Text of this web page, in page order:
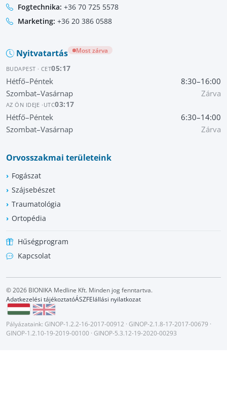
Fogtechnika: +36 70 725 5578
Marketing: +36 20 386 0588
Nyitvatartás Most zárva
BUDAPEST · CET05:17
Hétfő–Péntek
8:30–16:00
Szombat–Vasárnap
Zárva
AZ ÖN IDEJE · UTC03:17
Hétfő–Péntek
6:30–14:00
Szombat–Vasárnap
Zárva
Orvosszakmai területeink
Fogászat
Szájsebészet
Traumatológia
Ortopédia
Hűségprogram
Kapcsolat
© 2026 BIONIKA Medline Kft. Minden jog fenntartva.
Adatkezelési tájékoztatóÁSZFElállási nyilatkozat
Pályázataink: GINOP-1.2.2-16-2017-00912 · GINOP-2.1.8-17-2017-00679 ·
GINOP-1.2.10-19-2019-00100 · GINOP-5.3.12-19-2020-00293